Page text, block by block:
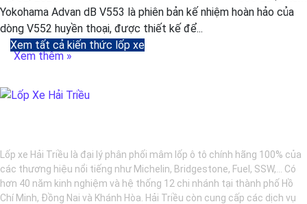
Yokohama Advan dB V553 là phiên bản kế nhiệm hoàn hảo của
dòng V552 huyền thoại, được thiết kế để...
Xem thêm »
Xem tất cả kiến thức lốp xe
Lốp xe Hải Triều là đại lý phân phối mâm lốp ô tô chính hãng 100% của
các thương hiệu nổi tiếng như Michelin, Bridgestone, Fuel, SSW,... Có
hơn 40 năm kinh nghiệm và hệ thống 12 chi nhánh tại thành phố Hồ
Chí Minh, Đồng Nai và Khánh Hòa. Hải Triều còn cung cấp các dịch vụ